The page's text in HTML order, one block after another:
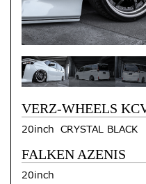
VERZ-WHEELS
20inch CRYSTAL BLACK
FALKEN AZENIS
20inch